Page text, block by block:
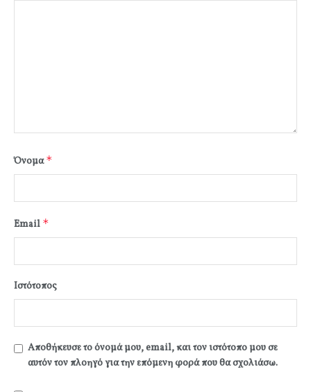
Όνομα*
Email *
Ιστότοπος
Αποθήκευσε το όνομά μου, email, και τον ιστότοπο μου σε
αυτόν τον πλοηγό για την επόμενη φορά που θα σχολιάσω.